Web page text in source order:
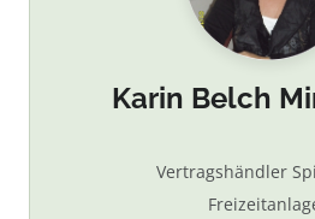
Karin Belch
Vertragshändler